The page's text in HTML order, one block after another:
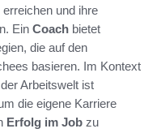
und ihre
Ein Coach bietet
die auf den
basieren. Im Kontext
Arbeitswelt ist
die eigene Karriere
Erfolg im Job zu